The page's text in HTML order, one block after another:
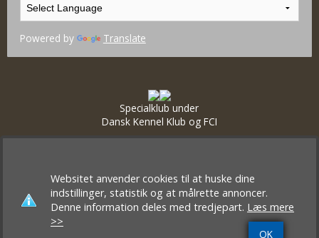
Powered by Translate
Specialklub under
Dansk Kennel Klub og FCI
OK
Websitet anvender cookies til at huske dine
indstillinger, statistik og at målrette annoncer.
Denne information deles med tredjepart. Læs mere
>>